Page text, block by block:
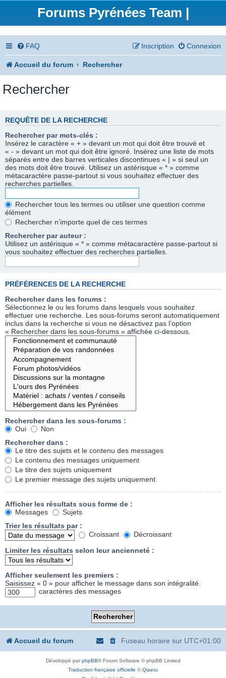
Forums Pyrénées Team |
FAQ Connexion
Inscription
Accueil du forum Rechercher
Rechercher
REQUÊTE DE LA RECHERCHE
Rechercher par mots-clés :
Insérez le caractère « + » devant un mot qui doit être trouvé et
« - » devant un mot qui doit être ignoré. Insérez une liste de mots
séparés entre des barres verticales discontinues « | » si seul un
des mots doit être trouvé. Utilisez un astérisque « * » comme
métacaractère passe-partout si vous souhaitez effectuer des
recherches partielles.
Rechercher tous les termes ou utiliser une question comme
élément
Rechercher n’importe quel de ces termes
Rechercher par auteur :
Utilisez un astérisque « * » comme métacaractère passe-partout si
vous souhaitez effectuer des recherches partielles.
PRÉFÉRENCES DE LA RECHERCHE
Rechercher dans les forums :
Sélectionnez le ou les forums dans lesquels vous souhaitez
effectuer une recherche. Les sous-forums seront automatiquement
inclus dans la recherche si vous ne désactivez pas l’option
« Rechercher dans les sous-forums » affichée ci-dessous.
Rechercher dans les sous-forums :
Oui
Non
Rechercher dans :
Le titre des sujets et le contenu des messages
Le contenu des messages uniquement
Le titre des sujets uniquement
Le premier message des sujets uniquement
Afficher les résultats sous forme de :
Messages
Sujets
Trier les résultats par :
Croissant
Décroissant
Limiter les résultats selon leur ancienneté :
Afficher seulement les premiers :
Saisissez « 0 » pour afficher le message dans son intégralité.
caractères des messages
Accueil du forum Fuseau horaire sur UTC+01:00
Développé parphpBB® Forum Software © phpBB Limited
Traduction française officielle ©Qiaeru